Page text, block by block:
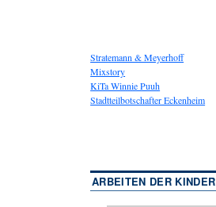
Stratemann & Meyerhoff
Mixstory
KiTa Winnie Puuh
Stadtteilbotschafter Eckenheim
ARBEITEN DER KINDER